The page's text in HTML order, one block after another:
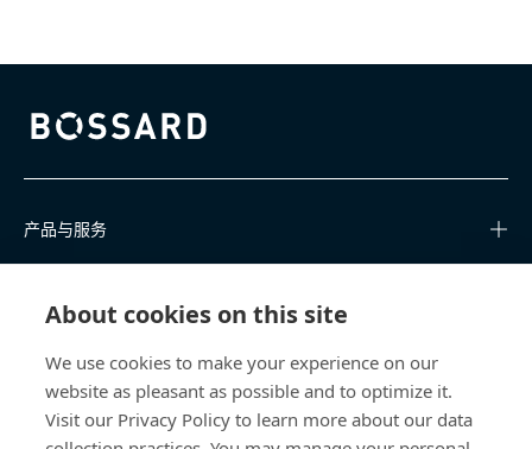
About cookies on this site
We use cookies to make your experience on our
website as pleasant as possible and to optimize it.
Visit our Privacy Policy to learn more about our data
Bossard homepage
产品与服务
关于我们